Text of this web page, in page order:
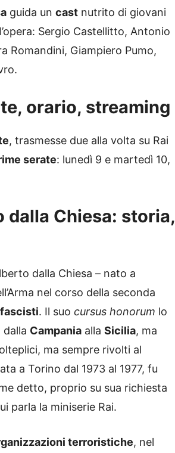
guida un cast nutrito di giovani
Sergio Castellitto, Antonio
Romandini, Giampiero Pumo,
orario, streaming
, trasmesse due alla volta su Rai
serate: lunedì 9 e martedì 10,
dalla Chiesa: storia,
dalla Chiesa – nato a
nel corso della seconda
. Il suo cursus honorum lo
dalla Campania alla Sicilia, ma
ma sempre rivolti al
a Torino dal 1973 al 1977, fu
detto, proprio su sua richiesta
parla la miniserie Rai.
terroristiche, nel